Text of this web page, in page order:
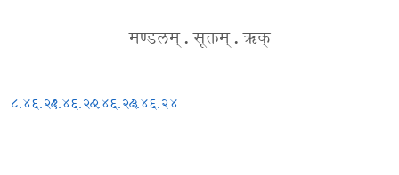
मण्डलम् . सूक्तम् . ऋक्
८.४६.२१८.४६.२२८.४६.२३८.४६.२४